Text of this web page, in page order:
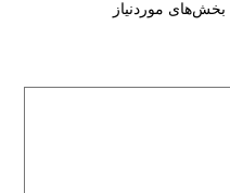
بخش‌های موردنیاز